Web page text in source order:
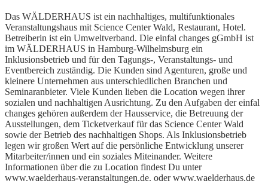
Das WÄLDERHAUS ist ein nachhaltiges, multifunktionales
Veranstaltungshaus mit Science Center Wald, Restaurant, Hotel.
Betreiberin ist ein Umweltverband. Die einfal changes gGmbH ist
im WÄLDERHAUS in Hamburg-Wilhelmsburg ein
Inklusionsbetrieb und für den Tagungs-, Veranstaltungs- und
Eventbereich zuständig. Die Kunden sind Agenturen, große und
kleinere Unternehmen aus unterschiedlichen Branchen und
Seminaranbieter. Viele Kunden lieben die Location wegen ihrer
sozialen und nachhaltigen Ausrichtung. Zu den Aufgaben der einfal
changes gehören außerdem der Hausservice, die Betreuung der
Ausstellungen, dem Ticketverkauf für das Science Center Wald
sowie der Betrieb des nachhaltigen Shops. Als Inklusionsbetrieb
legen wir großen Wert auf die persönliche Entwicklung unserer
Mitarbeiter/innen und ein soziales Miteinander. Weitere
Informationen über die zu Location findest Du unter
www.waelderhaus-veranstaltungen.de. oder www.waelderhaus.de